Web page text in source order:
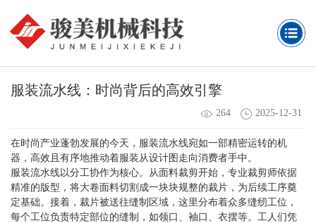
服装流水线：时尚背后的高效引擎
264 2025-12-31
在时尚产业蓬勃发展的今天，服装流水线宛如一部精密运转的机
器，高效且有序地推动着服装从设计图走向消费者手中。
服装流水线以分工协作为核心。从面料裁剪开始，专业裁剪师依据
精准的版型，将大卷面料切割成一块块规整的裁片，为后续工序奠
定基础。接着，裁片被送往缝制区域，这里分布着众多缝纫工位，
每个工位负责特定部位的缝制，如领口、袖口、衣摆等。工人们凭